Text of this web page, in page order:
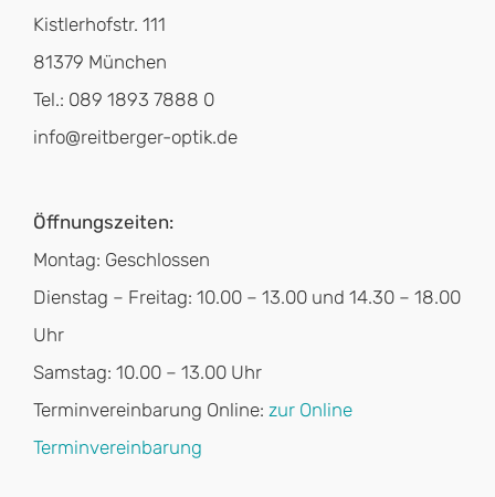
Kistlerhofstr. 111
81379 München
Tel.: 089 1893 7888 0
info@reitberger-optik.de
Öffnungszeiten:
Montag: Geschlossen
Dienstag – Freitag: 10.00 – 13.00 und 14.30 – 18.00
Uhr
Samstag: 10.00 – 13.00 Uhr
Terminvereinbarung Online: zur Online
Terminvereinbarung